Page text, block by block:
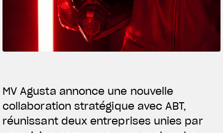
ABOUT
RUSH
SUPERVELOCE ARSHAM
FACEBOOK
YOUTUBE
MV Agusta annonce une nouvelle
collaboration stratégique avec ABT,
réunissant deux entreprises unies par